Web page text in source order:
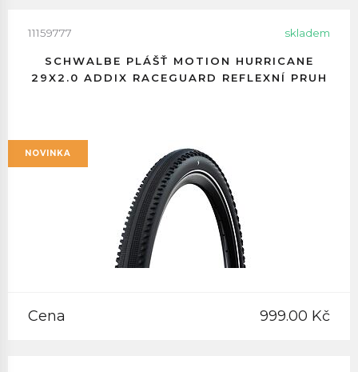
11159777 skladem
SCHWALBE PLÁŠŤ MOTION HURRICANE
29X2.0 ADDIX RACEGUARD REFLEXNÍ PRUH
NOVINKA
Cena 999.00 Kč